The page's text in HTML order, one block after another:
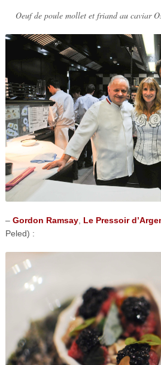
Oeuf de poule mollet et friand au caviar
– Gordon Ramsay, Le Pressoir
Peled) :